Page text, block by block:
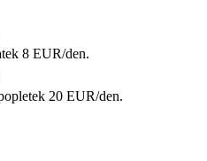
8 EUR/den.
20 EUR/den.